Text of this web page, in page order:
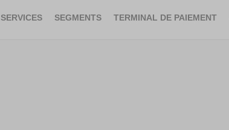
SERVICES SEGMENTS TERMINAL DE PAIEMENT